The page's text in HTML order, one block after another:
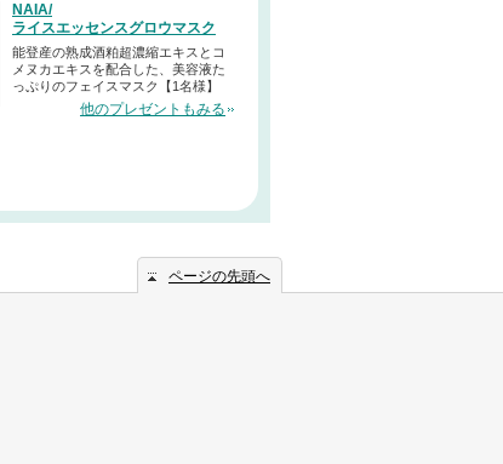
NAIA/
ライスエッセンスグロウマスク
能登産の熟成酒粕超濃縮エキスとコ
メヌカエキスを配合した、美容液た
っぷりのフェイスマスク【1名様】
他のプレゼントもみる
ページの先頭へ